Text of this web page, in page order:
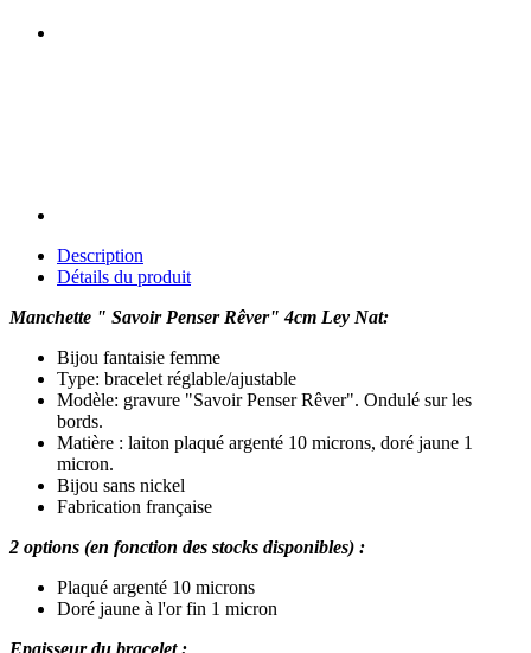
Description
Détails du produit
Manchette " Savoir Penser Rêver" 4cm Ley Nat:
Bijou fantaisie femme
Type: bracelet réglable/ajustable
Modèle: gravure "Savoir Penser Rêver". Ondulé sur les
bords.
Matière : laiton plaqué argenté 10 microns, doré jaune 1
micron.
Bijou sans nickel
Fabrication française
2 options (en fonction des stocks disponibles) :
Plaqué argenté 10 microns
Doré jaune à l'or fin 1 micron